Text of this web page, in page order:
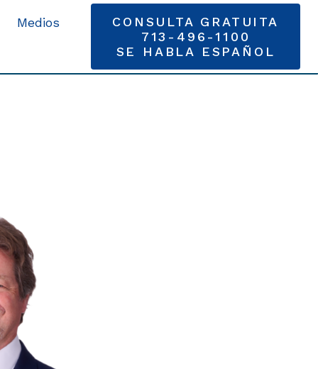
Medios
CONSULTA GRATUITA
713-496-1100
SE HABLA ESPAÑOL